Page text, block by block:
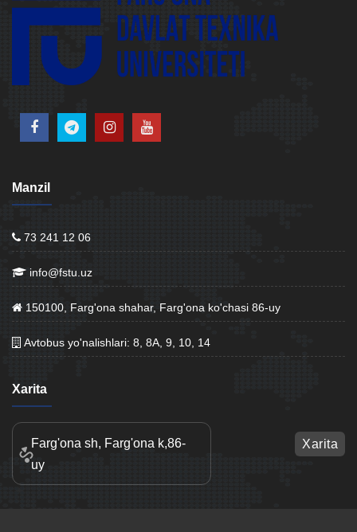
Manzil
73 241 12 06
info@fstu.uz
150100, Farg'ona shahar, Farg'ona ko'chasi 86-uy
Avtobus yo'nalishlari: 8, 8A, 9, 10, 14
Xarita
Farg'ona sh, Farg'ona k,86-
uy
Xarita